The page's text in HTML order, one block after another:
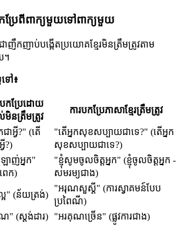
ប្រែពីពាក្យមួយទៅពាក្យមួយ
ាញឹកញាប់បង្កើតប្រយោគខ្មែរមិនត្រឹមត្រូវតាម
។
ៅ៖
បកប្រែដោយ
មិនត្រឹមត្រូវ
ការបកប្រែភាសាខ្មែរត្រឹមត្រូវ
ជាអ្វី?" (តើ
វី?)
"តើអ្នកសុខសប្បាយជាទេ?" (តើអ្នក
សុខសប្បាយជាទេ?)
ឡាញ់អ្នក"
េក)
"ខ្ញុំសូមចូលចិត្តអ្នក" (ខ្ញុំចូលចិត្តអ្នក -
សមរម្យជាង)
អ" (ន័យត្រង់)
"អរុណសួស្តី" (ការស្វាគមន៍បែប
ប្រពៃណី)
" (ស្តង់ដារ) "អរគុណច្រើន" (ផ្លូវការជាង)